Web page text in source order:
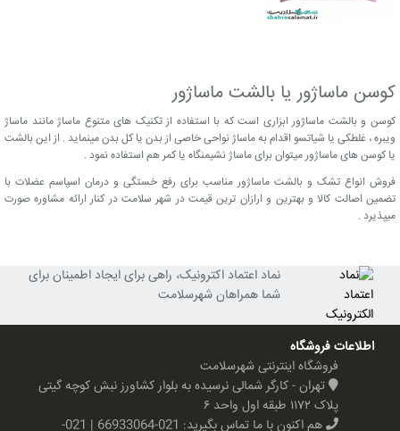
کوسن ماساژور یا بالشت ماساژور
کوسن و بالشت ماساژور ابزاری است که با استفاده از تکنیک های متنوع ماساژ مانند ماساژ
ویبره ، غلطکی یا شیاتسو اقدام به ماساژ نواحی خاصی از بدن یا کل بدن مینماید . از این بالشت
یا کوسن های ماساژور میتوان برای ماساژ نشیمنگاه یا کمر هم استفاده نمود .
فروش انواع تشک و بالشت ماساژور مناسب برای رفع خستگی و درمان اسپاسم عضلات با
تضمین اصالت کالا و بهترین و ارازان ترین قیمت در شهر سلامت در کنار ارائه مشاوره صورت
میپذیرد .
نماد اعتماد اکترونیک، راهی برای ایجاد اطمینان برای
شما همراهان شهرسلامت
اطلاعات فروشگاه
فروشگاه اینترنتی شهرسلامت
تهران - کارگر شمالی نرسیده به بلوار کشاورز نبش کوچه گیتی
پلاک ۱۱۷۲ طبقه اول واحد ۶
هم اکنون با ما تماس بگیرید:
021-66933064 | 021-